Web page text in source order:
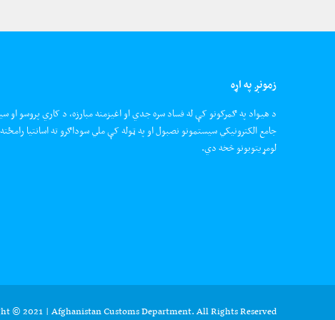
زمونږ په اړه
د هیواد په ګمرکونو کې له فساد سره جدي او اغیزمنه مبارزه، د کاري پروسو او
جامع الکترونیکي سیستمونو نصبول او په ټوله کې ملي سوداګرو ته اسانتیا
لومړیتوبونو څخه دي.
© 2021 | Afghanistan Customs Department. All Rights Reserved